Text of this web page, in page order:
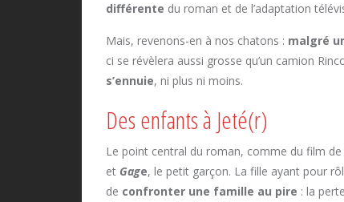
différente du roman et de l’adaptation
Mais, revenons-en à nos chatons : malgré
ci se révèlera aussi grosse qu’un camion
s’ennuie, ni plus ni moins.
Des enfants à Jeté(r)
Le point central du roman, comme du film
et Gage, le petit garçon. La fille ayant pour
de confronter une famille au pire : la